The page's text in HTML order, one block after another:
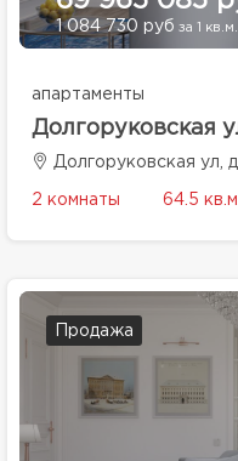
1 084 730 руб за 1 кв.м.
апартаменты
Долгоруковская
Долгоруковская ул,
2 комнаты 64.5 кв.м.
Продажа